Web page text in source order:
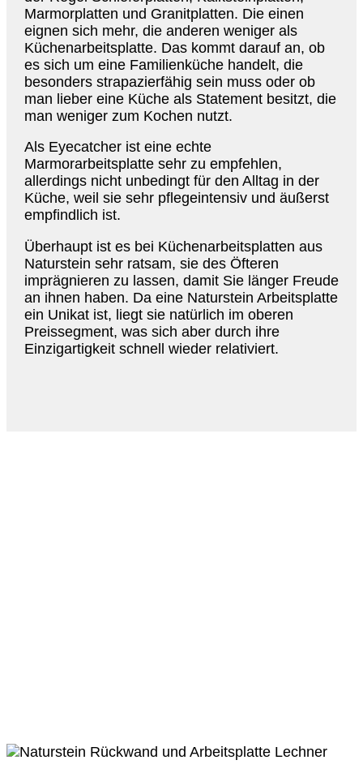
Marmorplatten und Granitplatten. Die einen
eignen sich mehr, die anderen weniger als
Küchenarbeitsplatte. Das kommt darauf an, ob
es sich um eine Familienküche handelt, die
besonders strapazierfähig sein muss oder ob
man lieber eine Küche als Statement besitzt, die
man weniger zum Kochen nutzt.
Als Eyecatcher ist eine echte
Marmorarbeitsplatte sehr zu empfehlen,
allerdings nicht unbedingt für den Alltag in der
Küche, weil sie sehr pflegeintensiv und äußerst
empfindlich ist.
Überhaupt ist es bei Küchenarbeitsplatten aus
Naturstein sehr ratsam, sie des Öfteren
imprägnieren zu lassen, damit Sie länger Freude
an ihnen haben. Da eine Naturstein Arbeitsplatte
ein Unikat ist, liegt sie natürlich im oberen
Preissegment, was sich aber durch ihre
Einzigartigkeit schnell wieder relativiert.